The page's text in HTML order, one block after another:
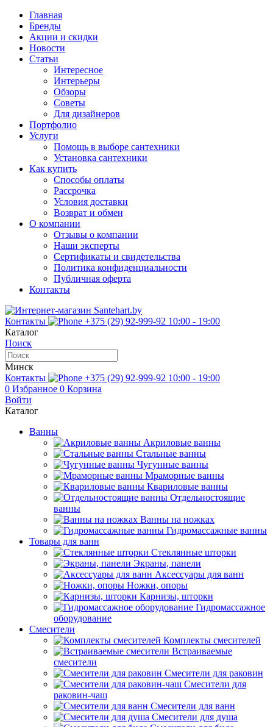
Главная
Бренды
Акции и скидки
Новости
Статьи
Интересное
Интерьеры
Обзоры
Советы
Для дизайнеров
Портфолио
Услуги
Помощь в выборе сантехники
Установка сантехники
Как купить
Способы оплаты
Рассрочка
Условия доставки
Возврат и обмен
О компании
Отзывы о компании
Наши эксперты
Сертификаты и свидетельства
Политика конфиденциальности
Публичная оферта
Контакты
Контакты +375 (29) 92-999-92 10:00 - 19:00
Каталог
Поиск
Минск
Контакты
+375 (29) 92-999-92 10:00 - 19:00
0 Избранное 0 Корзина
Войти
Каталог
Ванны
Акриловые ванны
Стальные ванны
Чугунные ванны
Мраморные ванны
Квариловые ванны
Отдельностоящие
ванны
Ванны на ножках
Гидромассажные ванны
Товары для ванн
Стеклянные шторки
Экраны, панели
Аксессуары для ванн
Ножки, опоры
Карнизы, шторки
Гидромассажное
оборудование
Смесители
Комплекты смесителей
Встраиваемые
смесители
Смесители для раковин
Смесители для
раковин-чаш
Смесители для ванн
Смесители для душа